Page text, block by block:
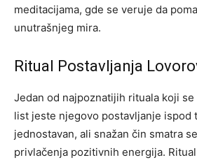
meditacijama, gde se veruje da
unutrašnjeg mira.
Ritual Postavljanja
Jedan od najpoznatijih rituala koji
list jeste njegovo postavljanje ispod
jednostavan, ali snažan čin smatra
privlačenja pozitivnih energija.